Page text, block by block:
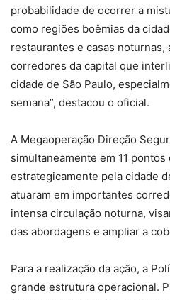
probabilidade de ocorrer a
como regiões boêmias da
restaurantes e casas noturnas,
corredores da capital que
cidade de São Paulo,
semana”, destacou o oficial.
A Megaoperação Direção
simultaneamente em 11
estrategicamente pela cidade
atuaram em importantes
intensa circulação noturna,
das abordagens e ampliar a
Para a realização da ação, a
grande estrutura operacional.